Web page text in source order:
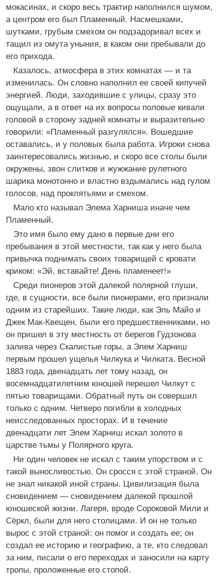
мокасинах, и скоро весь трактир наполнился шумом,
а центром его был Пламенный. Насмешками,
шутками, грубым смехом он подзадоривал всех и
тащил из омута уныния, в каком они пребывали до
его прихода.
Казалось, атмосфера в этих комнатах — и та
изменилась. Он словно наполнил ее своей кипучей
энергией. Люди, заходившие с улицы, сразу это
ощущали, а в ответ на их вопросы половые кивали
головой в сторону задней комнаты и выразительно
говорили: «Пламенный разгулялся». Вошедшие
оставались, и у половых была работа. Игроки снова
заинтересовались жизнью, и скоро все столы были
окружены, звон слитков и жужжание рулетного
шарика монотонно и властно вздымались над гулом
голосов, над проклятьями и смехом.
Мало кто называл Элема Харниша иначе чем
Пламенный.
Это имя было ему дано в первые дни его
пребывания в этой местности, так как у него была
привычка поднимать своих товарищей с кровати
криком: «Эй, вставайте! День пламенеет!»
Среди пионеров этой далекой полярной глуши,
где, в сущности, все были пионерами, его признали
одним из старейших. Такие люди, как Эль Майо и
Джек Мак-Квещен, были его предшественниками, но
он пришел в эту местность от берегов Гудзонова
залива через Скалистые горы, а Элем Харниш
первым прошел ущелья Чилкука и Чилката. Весной
1883 года, двенадцать лет тому назад, он
восемнадцатилетним юношей перешел Чилкут с
пятью товарищами. Обратный путь он совершил
только с одним. Четверо погибли в холодных
неисследованных просторах. И в течение
двенадцати лет Элем Харниш искал золото в
царстве тьмы у Полярного круга.
Ни один человек не искал с таким упорством и с
такой выносливостью. Он сросся с этой страной. Он
не знал никакой иной страны. Цивилизация была
сновидением — сновидением далекой прошлой
юношеской жизни. Лагеря, вроде Сороковой Мили и
Сёркл, были для него столицами. И он не только
вырос с этой страной: он помог и создать ее; он
создал ее историю и географию, а те, кто следовал
за ним, писали о его переходах и заносили на карту
тропы, проложенные его стопой.